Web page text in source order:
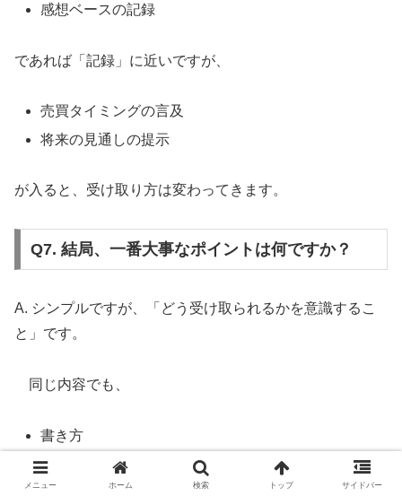
感想ベースの記録
であれば「記録」に近いですが、
売買タイミングの言及
将来の見通しの提示
が入ると、受け取り方は変わってきます。
Q7. 結局、一番大事なポイントは何ですか？
A. シンプルですが、「どう受け取られるかを意識するこ
と」です。
同じ内容でも、
書き方
継続性
読者との関係性
メニュー ホーム 検索 トップ サイドバー